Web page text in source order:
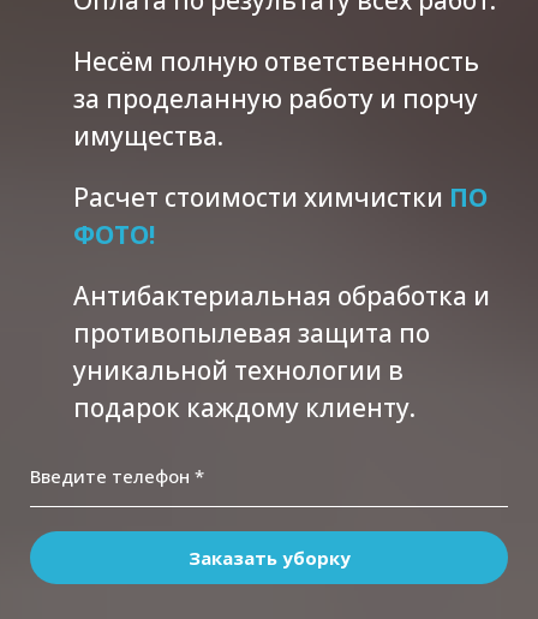
Несём полную ответственность
за проделанную работу и порчу
имущества.
Расчет стоимости химчистки ПО
ФОТО!
Антибактериальная обработка и
противопылевая защита по
уникальной технологии в
подарок каждому клиенту.
Введите телефон *
Заказать уборку